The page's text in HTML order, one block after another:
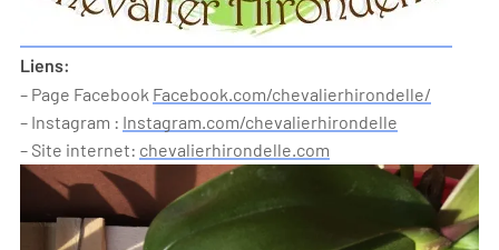
Liens:
– Page Facebook Facebook.com/chevalierhirondelle/
– Instagram : Instagram.com/chevalierhirondelle
– Site internet: chevalierhirondelle.com